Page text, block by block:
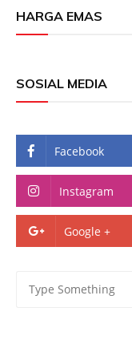
HARGA EMAS
SOSIAL MEDIA
Facebook
Instagram
Google +